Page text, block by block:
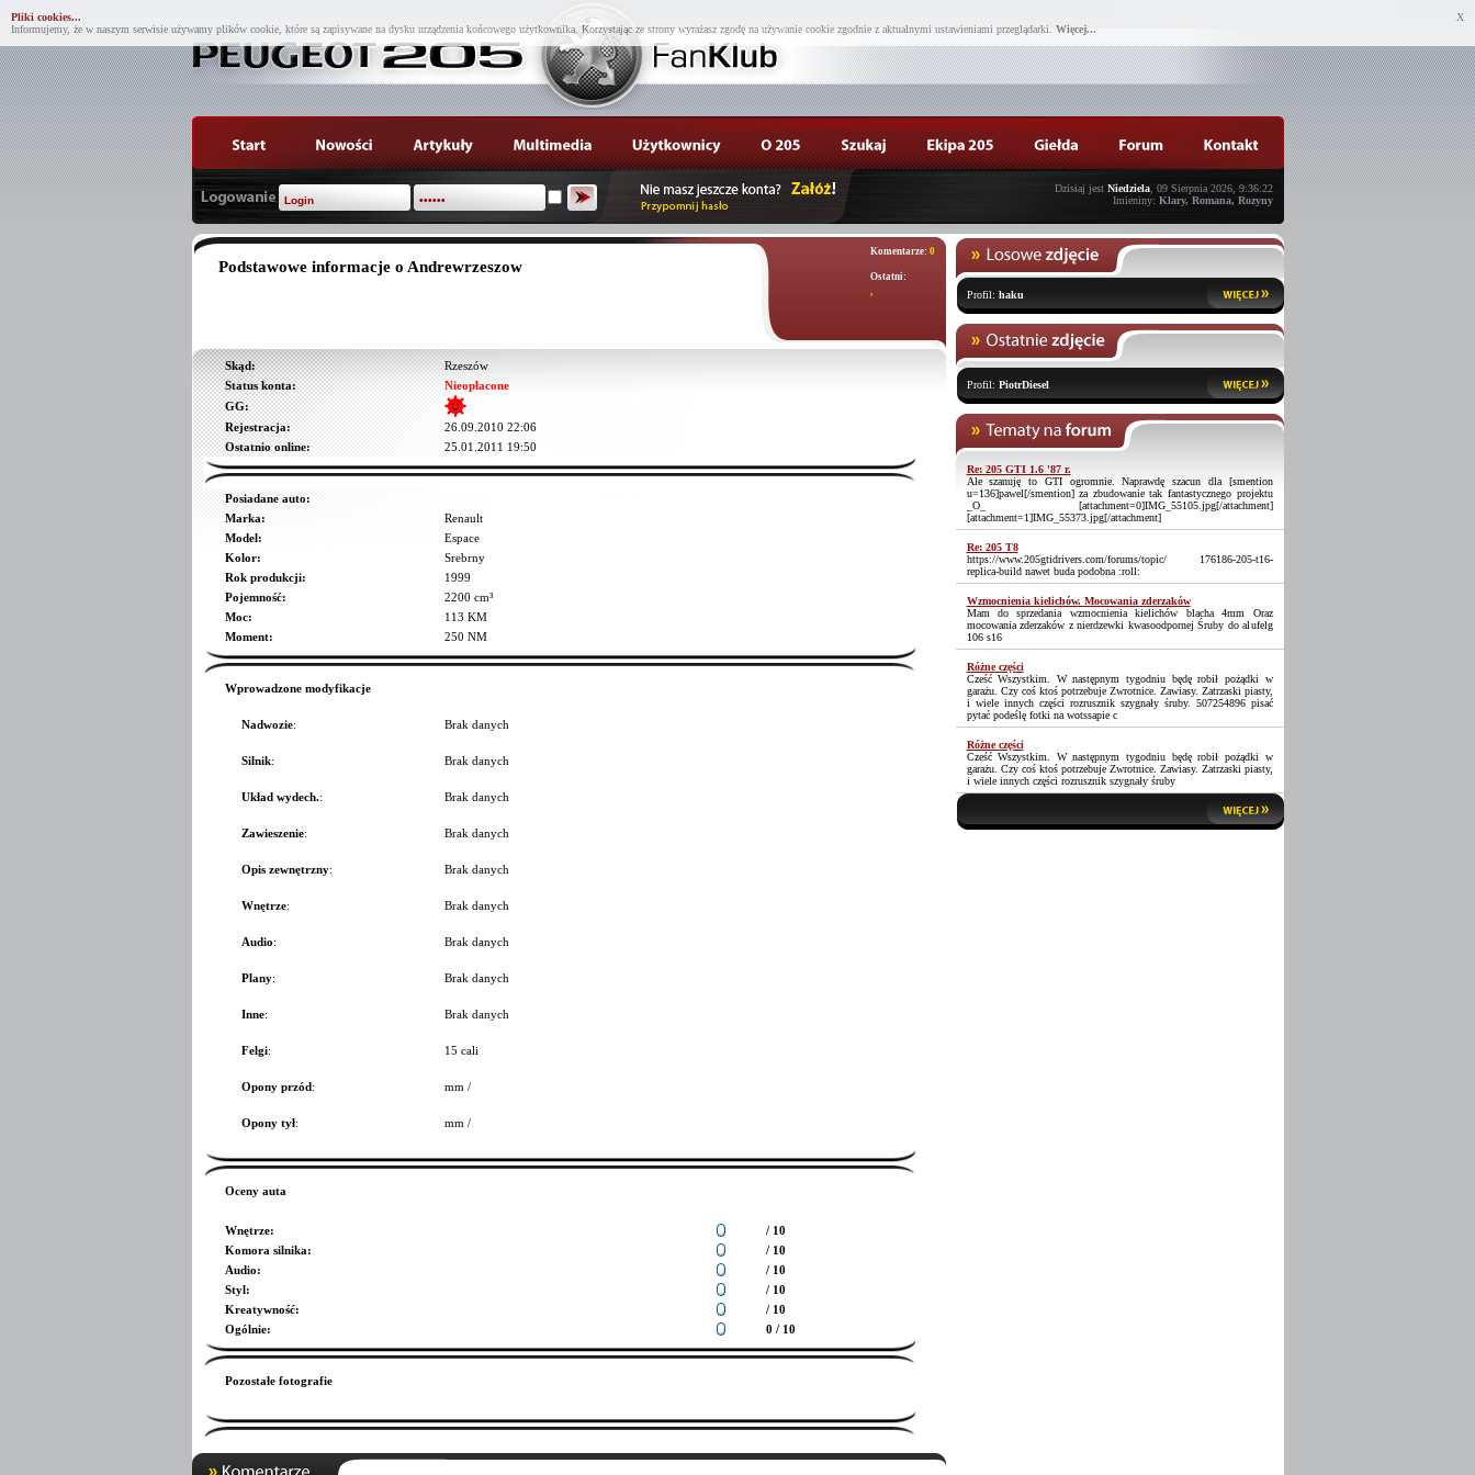
X
Pliki cookies...
Informujemy, że w naszym serwisie używamy plików cookie, które są zapisywane na dysku urządzenia końcowego użytkownika. Korzystając ze strony wyrażasz zgodę na używanie cookie zgodnie z aktualnymi ustawieniami przeglądarki. Więcej...
Dzisiaj jest Niedziela, 09 Sierpnia 2026, 9:36:22
Imieniny: Klary, Romana, Rozyny
Podstawowe informacje o Andrewrzeszow
Komentarze: 0
Ostatni:
,
Skąd:
Rzeszów
Status konta:
Nieopłacone
GG:
Rejestracja:
26.09.2010 22:06
Ostatnio online:
25.01.2011 19:50
Posiadane auto:
Marka:
Renault
Model:
Espace
Kolor:
Srebrny
Rok produkcji:
1999
Pojemność:
2200 cm³
Moc:
113 KM
Moment:
250 NM
Wprowadzone modyfikacje
Nadwozie: Brak danych
Silnik: Brak danych
Układ wydech.: Brak danych
Zawieszenie: Brak danych
Opis zewnętrzny: Brak danych
Wnętrze: Brak danych
Audio: Brak danych
Plany: Brak danych
Inne: Brak danych
Felgi: 15 cali
Opony przód: mm /
Opony tył: mm /
Oceny auta
Wnętrze:
/ 10
Komora silnika:
/ 10
Audio:
/ 10
Styl:
/ 10
Kreatywność:
/ 10
Ogólnie: 0 / 10
Pozostałe fotografie
Profil: haku
Profil: PiotrDiesel
Re: 205 GTI 1.6 '87 r.
Ale szanuję to GTI ogromnie. Naprawdę szacun dla [smention
u=136]pawel[/smention] za zbudowanie tak fantastycznego projektu
_O_ [attachment=0]IMG_55105.jpg[/attachment]
[attachment=1]IMG_55373.jpg[/attachment]
Re: 205 T8
https://www.205gtidrivers.com/forums/topic/ 176186-205-t16-
replica-build nawet buda podobna :roll:
Wzmocnienia kielichów. Mocowania zderzaków
Mam do sprzedania wzmocnienia kielichów blacha 4mm Oraz
mocowania zderzaków z nierdzewki kwasoodpornej Śruby do alufelg
106 s16
Różne części
Cześć Wszystkim. W następnym tygodniu będę robił pożądki w
garażu. Czy coś ktoś potrzebuje Zwrotnice. Zawiasy. Zatrzaski piasty,
i wiele innych części rozrusznik szygnały śruby. 507254896 pisać
pytać podeślę fotki na wotssapie c
Różne części
Cześć Wszystkim. W następnym tygodniu będę robił pożądki w
garażu. Czy coś ktoś potrzebuje Zwrotnice. Zawiasy. Zatrzaski piasty,
i wiele innych części rozrusznik szygnały śruby